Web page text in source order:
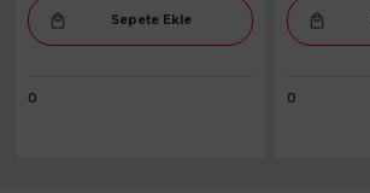
Sepete Ekle
0 0